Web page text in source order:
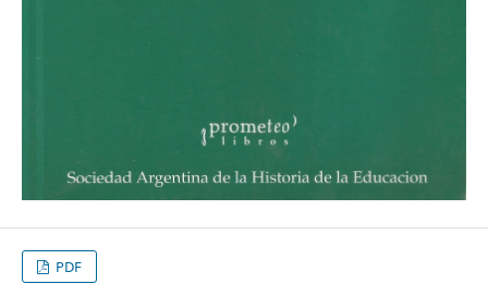
PDF